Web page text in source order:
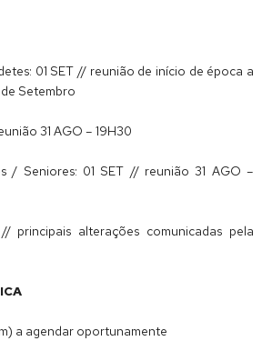
01 SET // reunião de início de época a
Setembro
31 AGO – 19H30
/ Seniores: 01 SET // reunião 31 AGO –
principais alterações comunicadas pela
a agendar oportunamente